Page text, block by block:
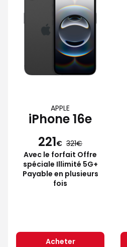
APPLE
iPhone 16e
221€ 321
Avec le forfait Offre
spéciale Illimité 5G+
Payable en plusieurs
fois
Acheter